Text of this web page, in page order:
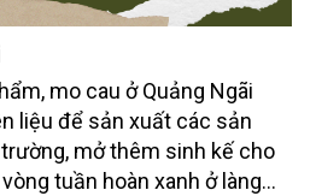
mo cau ở Quảng Ngãi
liệu để sản xuất các sản
mở thêm sinh kế cho
tuần hoàn xanh ở làng